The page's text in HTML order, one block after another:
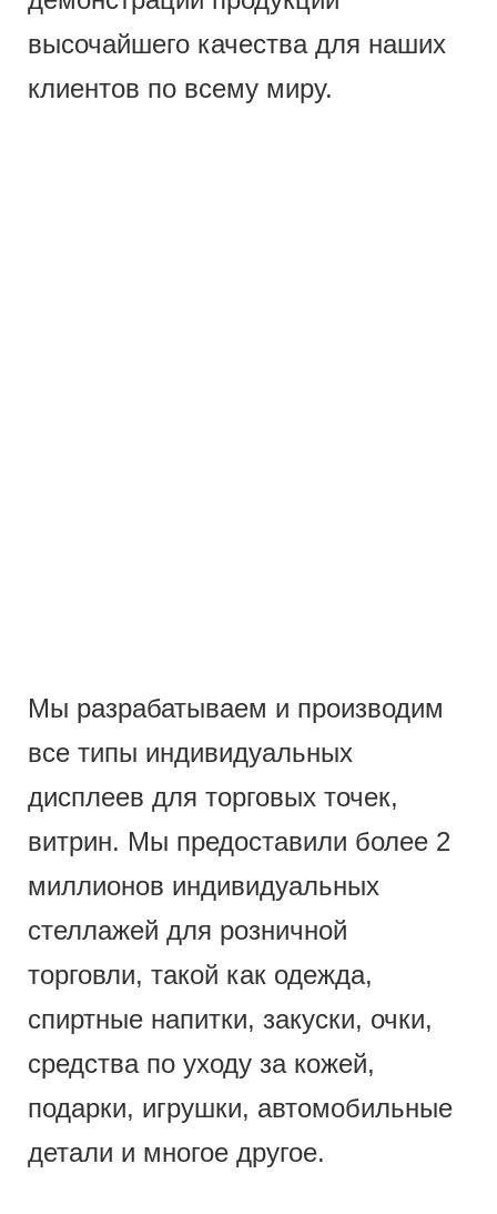
высочайшего качества для наших
клиентов по всему миру.
Мы разрабатываем и производим
все типы индивидуальных
дисплеев для торговых точек,
витрин. Мы предоставили более 2
миллионов индивидуальных
стеллажей для розничной
торговли, такой как одежда,
спиртные напитки, закуски, очки,
средства по уходу за кожей,
подарки, игрушки, автомобильные
детали и многое другое.